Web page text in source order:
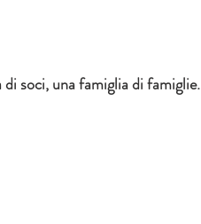
soci, una famiglia di famiglie.